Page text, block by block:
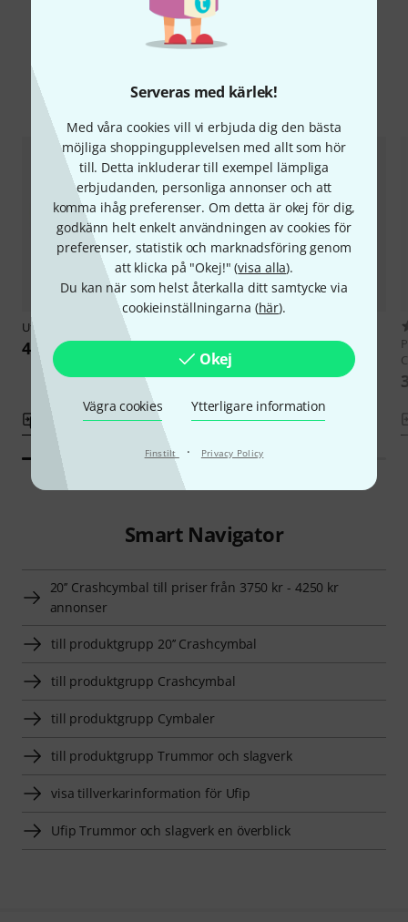
Serveras med kärlek!
Med våra cookies vill vi erbjuda dig den bästa
möjliga shoppingupplevelsen med allt som hör
till. Detta inkluderar till exempel lämpliga
erbjudanden, personliga annonser och att
komma ihåg preferenser. Om detta är okej för dig,
godkänn helt enkelt användningen av cookies för
preferenser, statistik och marknadsföring genom
att klicka på "Okej!" (visa alla).
Du kan när som helst återkalla ditt samtycke via
cookieinställningarna (här).
Okej
Vägra cookies Ytterligare information
Finstilt · Privacy Policy
Jämför alternativ
Ufip 20" Blast Extra Dry Crash
4 444 kr
Jämför
Paiste2002 Classic 20" Crash
4 099 kr
Jämför
Smart Navigator
20’’ Crashcymbal till priser från 3750 kr - 4250 kr
annonser
till produktgrupp 20’’ Crashcymbal
till produktgrupp Crashcymbal
till produktgrupp Cymbaler
till produktgrupp Trummor och slagverk
visa tillverkarinformation för Ufip
Ufip Trummor och slagverk en överblick